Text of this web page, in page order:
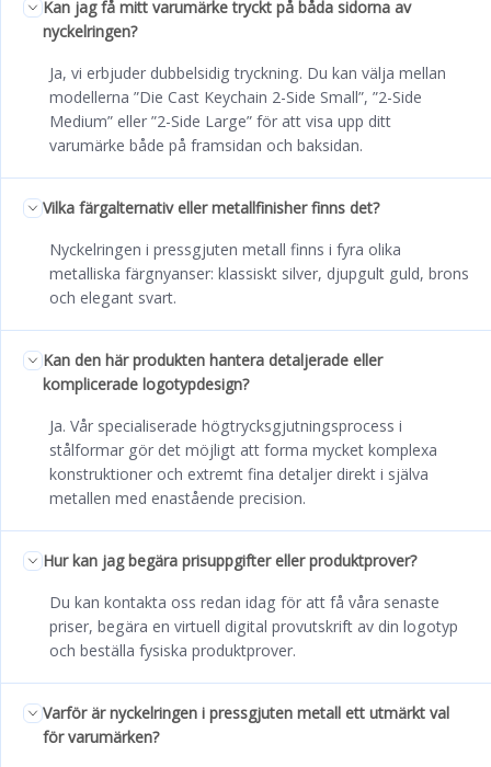
Kan jag få mitt varumärke tryckt på båda sidorna av
nyckelringen?
Ja, vi erbjuder dubbelsidig tryckning. Du kan välja mellan
modellerna ”Die Cast Keychain 2-Side Small”, ”2-Side
Medium” eller ”2-Side Large” för att visa upp ditt
varumärke både på framsidan och baksidan.
Vilka färgalternativ eller metallfinisher finns det?
Nyckelringen i pressgjuten metall finns i fyra olika
metalliska färgnyanser: klassiskt silver, djupgult guld, brons
och elegant svart.
Kan den här produkten hantera detaljerade eller
komplicerade logotypdesign?
Ja. Vår specialiserade högtrycksgjutningsprocess i
stålformar gör det möjligt att forma mycket komplexa
konstruktioner och extremt fina detaljer direkt i själva
metallen med enastående precision.
Hur kan jag begära prisuppgifter eller produktprover?
Du kan kontakta oss redan idag för att få våra senaste
priser, begära en virtuell digital provutskrift av din logotyp
och beställa fysiska produktprover.
Varför är nyckelringen i pressgjuten metall ett utmärkt val
för varumärken?